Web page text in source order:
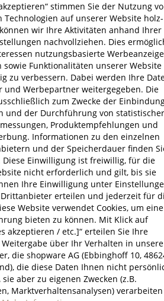
Datenschutz
Impressum
2026 HOLZ-LEUTE
Mehrwertsteuer zzgl.Versandkosten.
stimmen Sie der Nutzung
Technologien auf unserer Website holz-
wir Ihre Aktivitäten anhand Ihrer
nachvollziehen. Dies
nutzungsbasierte
Funktionalitäten unserer Website
zu verbessern. Dabei werden Ihre
Werbepartner weitergegeben. Die
zum Zwecke der
und der Durchführung von statistischer
Produktempfehlungen und
Informationen zu den einzelnen
und der Speicherdauer finden
Einwilligung ist freiwillig, für die
nicht erforderlich und gilt, bis sie
Ihre Einwilligung unter
erteilen und jederzeit für
Website verwendet Cookies, um eine
bieten zu können. Mit Klick auf
akzeptieren / etc.]“ erteilen Sie Ihre
über Ihr Verhalten in
die shopware AG (Ebbinghoff 10,
die diese Daten Ihnen nicht
aber zu eigenen Zwecken (z.B.
Marktverhaltensanalysen) verarbeiten